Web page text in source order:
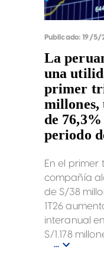
Publicado:19/5/
La
una
primer
millones,
de
periodo
En el primer
compañía
de S/38
1T26
interanual
S/1,178
moneda
...